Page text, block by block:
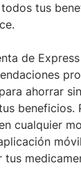
tus
de
ahorrar
beneficios.
cualquier
tus